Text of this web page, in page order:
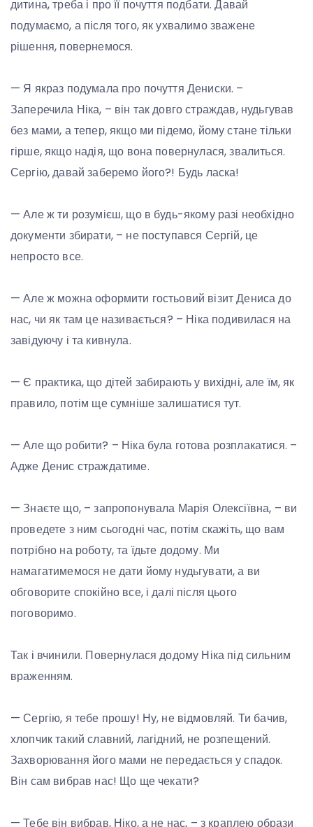
дитина, треба і про її почуття подбати. Давай
подумаємо, а після того, як ухвалимо зважене
рішення, повернемося.
— Я якраз подумала про почуття Дениски. –
Заперечила Ніка, – він так довго страждав, нудьгував
без мами, а тепер, якщо ми підемо, йому стане тільки
гірше, якщо надія, що вона повернулася, звалиться.
Сергію, давай заберемо його?! Будь ласка!
— Але ж ти розумієш, що в будь-якому разі необхідно
документи збирати, – не поступався Сергій, це
непросто все.
— Але ж можна оформити гостьовий візит Дениса до
нас, чи як там це називається? – Ніка подивилася на
завідуючу і та кивнула.
— Є практика, що дітей забирають у вихідні, але їм, як
правило, потім ще сумніше залишатися тут.
— Але що робити? – Ніка була готова розплакатися. –
Адже Денис страждатиме.
— Знаєте що, – запропонувала Марія Олексіївна, – ви
проведете з ним сьогодні час, потім скажіть, що вам
потрібно на роботу, та їдьте додому. Ми
намагатимемося не дати йому нудьгувати, а ви
обговорите спокійно все, і далі після цього
поговоримо.
Так і вчинили. Повернулася додому Ніка під сильним
враженням.
— Сергію, я тебе прошу! Ну, не відмовляй. Ти бачив,
хлопчик такий славний, лагідний, не розпещений.
Захворювання його мами не передається у спадок.
Він сам вибрав нас! Що ще чекати?
— Тебе він вибрав, Ніко, а не нас, – з краплею образи